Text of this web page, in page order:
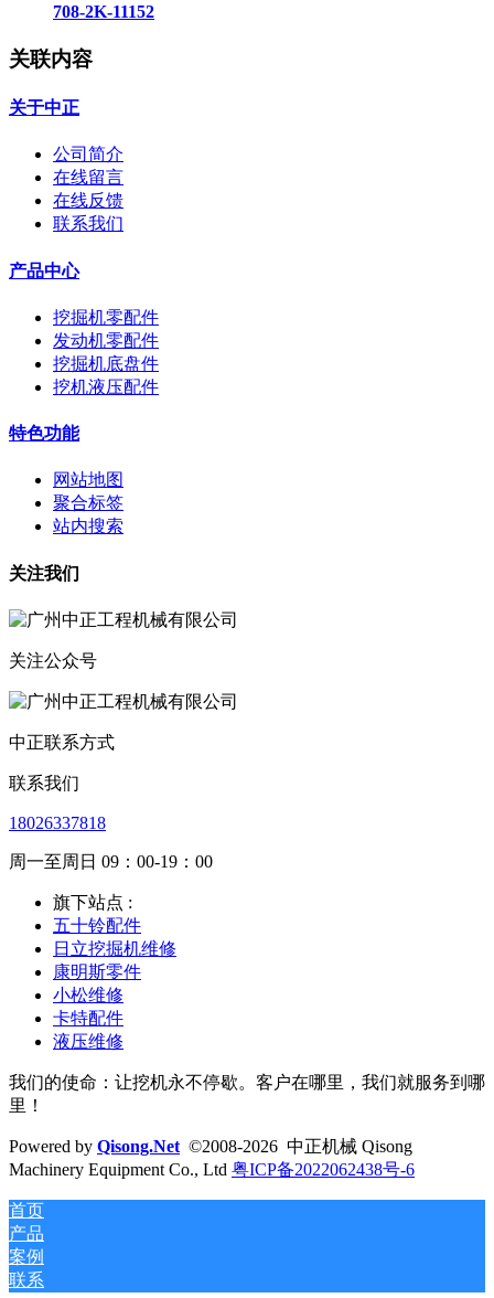
708-2K-11152
关联内容
关于中正
公司简介
在线留言
在线反馈
联系我们
产品中心
挖掘机零配件
发动机零配件
挖掘机底盘件
挖机液压配件
特色功能
网站地图
聚合标签
站内搜索
关注我们
关注公众号
中正联系方式
联系我们
18026337818
周一至周日 09：00-19：00
旗下站点 :
五十铃配件
日立挖掘机维修
康明斯零件
小松维修
卡特配件
液压维修
我们的使命：让挖机永不停歇。客户在哪里，我们就服务到哪
里！
Powered by Qisong.Net ©2008-2026 中正机械 Qisong
Machinery Equipment Co., Ltd 粤ICP备2022062438号-6
首页
产品
案例
联系